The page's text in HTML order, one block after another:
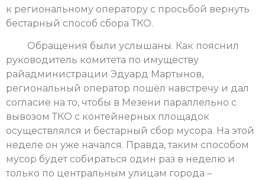
к региональному оператору с просьбой вернуть
бестарный способ сбора ТКО.
Обращения были услышаны. Как пояснил
руководитель комитета по имуществу
райадминистрации Эдуард Мартынов,
региональный оператор пошёл навстречу и дал
согласие на то, чтобы в Мезени параллельно с
вывозом ТКО с контейнерных площадок
осуществлялся и бестарный сбор мусора. На этой
неделе он уже начался. Правда, таким способом
мусор будет собираться один раз в неделю и
только по центральным улицам города –